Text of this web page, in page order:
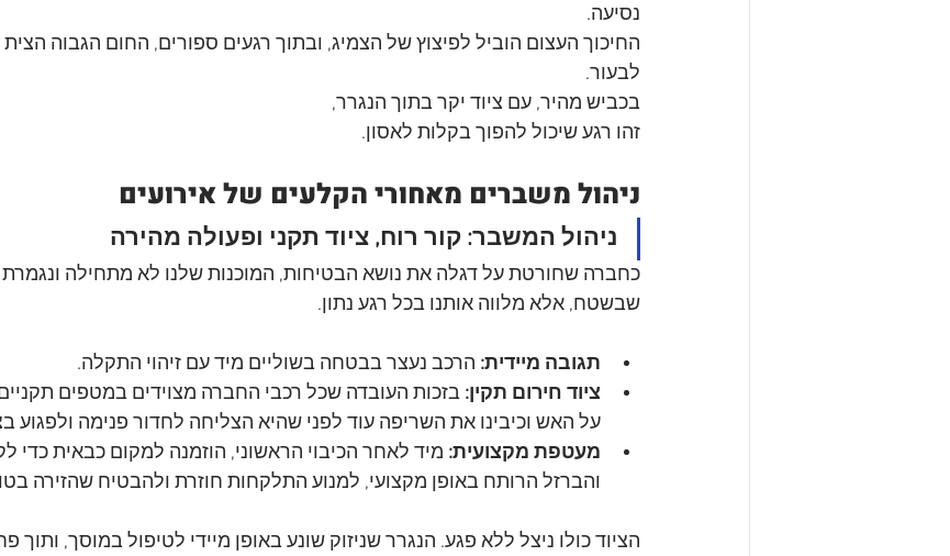
נסיעה.
החיכוך העצום הוביל לפיצוץ של הצמיג, ובתוך רגעים ספורים, החום הגבוה
לבעור.
בכביש מהיר, עם ציוד יקר בתוך הנגרר,
זהו רגע שיכול להפוך בקלות לאסון.
ניהול משברים מאחורי הקלעים של אירועים
ניהול המשבר: קור רוח, ציוד תקני ופעולה מהירה
כחברה שחורטת על דגלה את נושא הבטיחות, המוכנות שלנו לא מתחילה
שבשטח, אלא מלווה אותנו בכל רגע נתון.
תגובה מיידית: הרכב נעצר בבטחה בשוליים מיד עם זיהוי התקלה.
ציוד חירום תקין: בזכות העובדה שכל רכבי החברה מצוידים במטפים
על האש וכיבינו את השריפה עוד לפני שהיא הצליחה לחדור פנימה ולפגוע
מעטפת מקצועית: מיד לאחר הכיבוי הראשוני, הוזמנה למקום כבאית כדי
והברזל הרותח באופן מקצועי, למנוע התלקחות חוזרת ולהבטיח שהזירה